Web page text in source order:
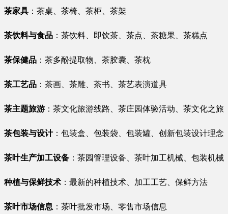
茶家具 ：茶桌、茶椅、茶柜、茶架
茶饮料与食品 ：茶饮料、即饮茶、茶点、茶糖果、茶糕点
茶保健品 ：茶多酚提取物、茶胶囊、茶枕
茶工艺品 ：茶画、茶雕、茶书、茶艺表演道具
茶主题旅游 ：茶文化旅游线路、茶庄园体验活动、茶文化之旅
茶包装与设计：包装盒、包装袋、包装罐、创新包装设计理念
茶叶生产加工设备 ：茶园管理设备、茶叶加工机械、包装机械
种植与保鲜技术 ：最新的种植技术、加工工艺、保鲜方法
茶叶市场信息 ：茶叶批发市场、零售市场信息